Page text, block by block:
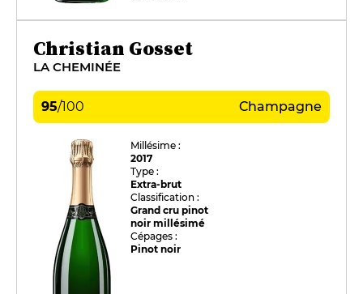
Christian Gosset
LA CHEMINÉE
95/100 Champagne
Millésime :
2017
Type :
Extra-brut
Classification :
Grand cru pinot
noir millésimé
Cépages :
Pinot noir